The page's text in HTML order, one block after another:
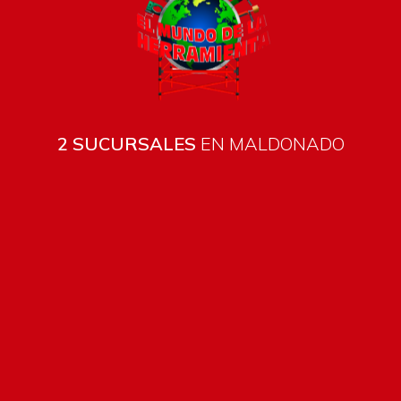
2 SUCURSALES EN MALDONADO